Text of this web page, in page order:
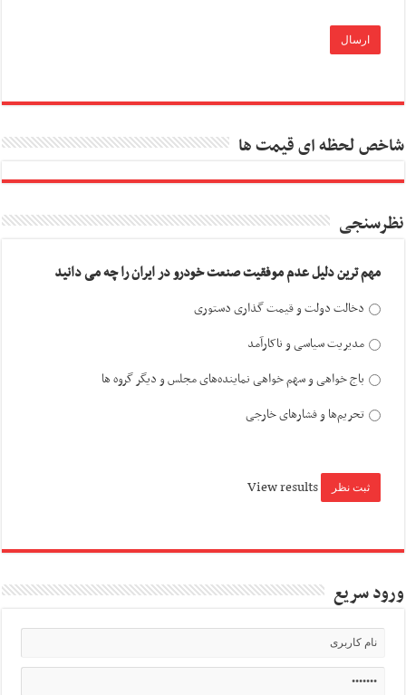
شاخص لحظه ای قیمت ها
نظرسنجی
مهم ترین دلیل عدم موفقیت صنعت خودرو در ایران را چه می دانید
دخالت دولت و قیمت گذاری دستوری
مدیریت سیاسی و ناکارآمد
باج خواهی و سهم خواهی نماینده‌های مجلس و دیگر گروه ها
تحریم‌ها و فشارهای خارجی
View results
ورود سریع